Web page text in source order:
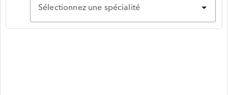
Sélectionnez une spécialité